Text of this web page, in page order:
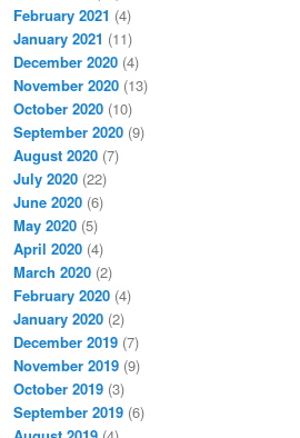
February 2021 (4)
January 2021 (11)
December 2020 (4)
November 2020 (13)
October 2020 (10)
September 2020 (9)
August 2020 (7)
July 2020 (22)
June 2020 (6)
May 2020 (5)
April 2020 (4)
March 2020 (2)
February 2020 (4)
January 2020 (2)
December 2019 (7)
November 2019 (9)
October 2019 (3)
September 2019 (6)